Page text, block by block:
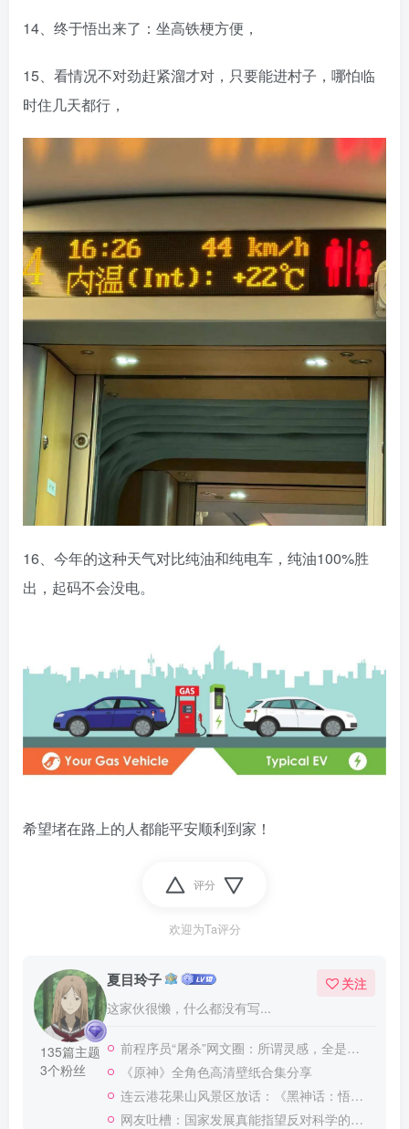
14、终于悟出来了：坐高铁梗方便，
15、看情况不对劲赶紧溜才对，只要能进村子，哪怕临
时住几天都行，
16、今年的这种天气对比纯油和纯电车，纯油100%胜
出，起码不会没电。
希望堵在路上的人都能平安顺利到家！
评分
欢迎为Ta评分
135篇主题
3个粉丝
夏目玲子
这家伙很懒，什么都没有写...
关注
前程序员“屠杀”网文圈：所谓灵感，全是骗鬼的
《原神》全角色高清壁纸合集分享
连云港花果山风景区放话：《黑神话：悟空》通关者可免费获门票
网友吐槽：国家发展真能指望反对科学的群体说的那样不靠科学靠神棍吗